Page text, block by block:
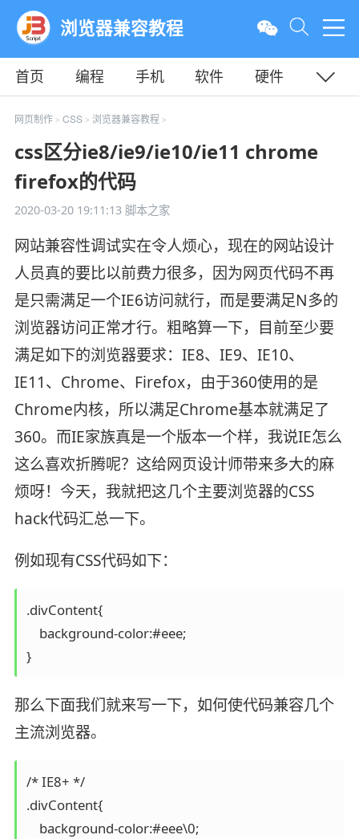
浏览器兼容教程
首页 编程 手机 软件
硬件
教程
平面 服务器
网页制作> CSS> 浏览器兼容教程 >
css区分ie8/ie9/ie10/ie11 chrome
firefox的代码
2020-03-20 19:11:13脚本之家
网站兼容性调试实在令人烦心，现在的网站设计
人员真的要比以前费力很多，因为网页代码不再
是只需满足一个IE6访问就行，而是要满足N多的
浏览器访问正常才行。粗略算一下，目前至少要
满足如下的浏览器要求：IE8、IE9、IE10、
IE11、Chrome、Firefox，由于360使用的是
Chrome内核，所以满足Chrome基本就满足了
360。而IE家族真是一个版本一个样，我说IE怎么
这么喜欢折腾呢？这给网页设计师带来多大的麻
烦呀！今天，我就把这几个主要浏览器的CSS
hack代码汇总一下。
例如现有CSS代码如下：
.divContent{
    background-color:#eee;
}
那么下面我们就来写一下，如何使代码兼容几个
主流浏览器。
/* IE8+ */
.divContent{
    background-color:#eee\0;